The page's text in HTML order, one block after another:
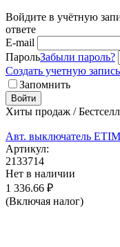
Войдите в учётную
ответе
E-mail
ПарольЗабыли пароль?
Создать учетную запись
Запомнить
Войти
Хиты продаж /
Авт. выключатель
Артикул:
2133714
Нет в наличии
1 336.66 ₽
(Включая налог)